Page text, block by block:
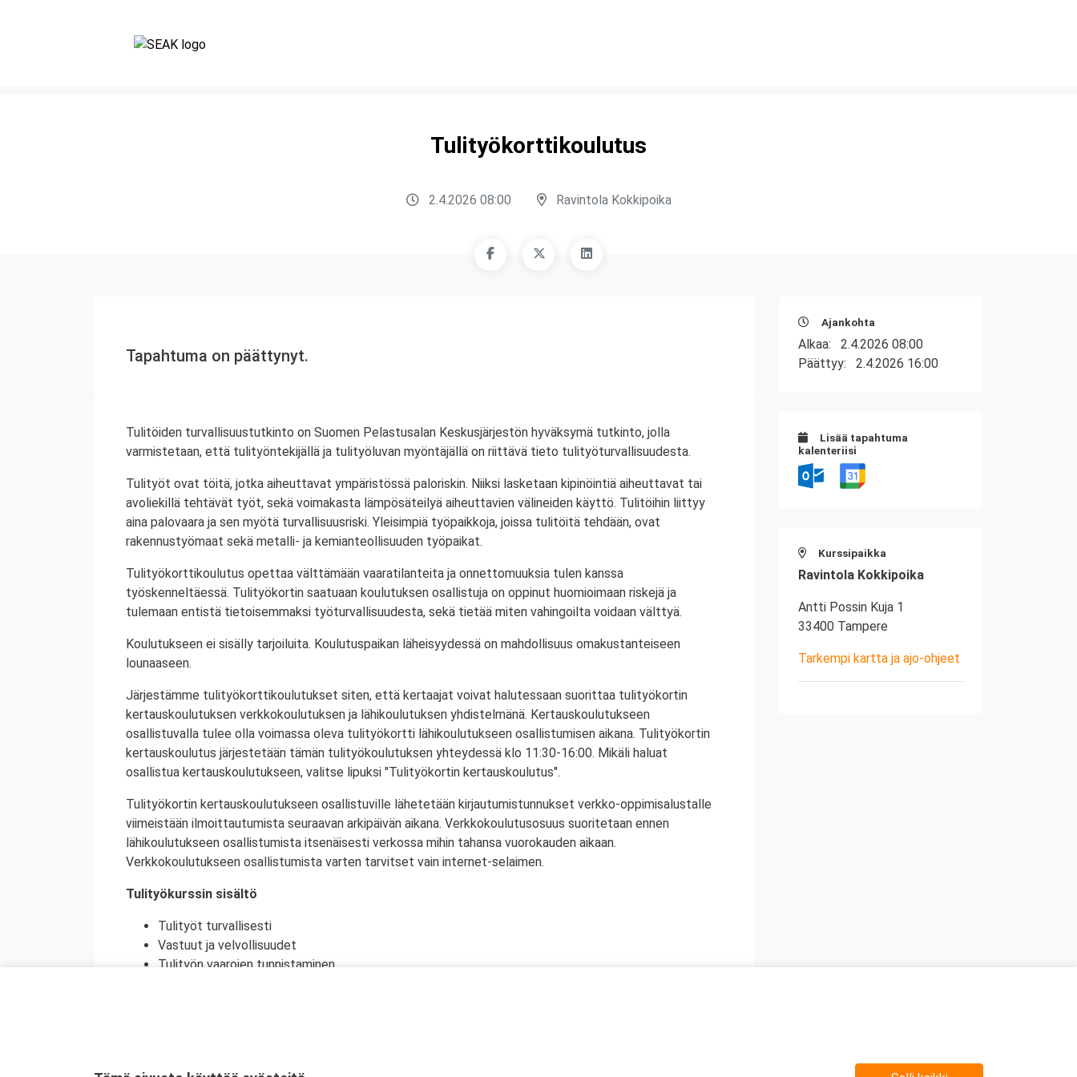
Tulityökorttikoulutus
2.4.2026 08:00 Ravintola Kokkipoika
Tapahtuma on päättynyt.
Tulitöiden turvallisuustutkinto on Suomen Pelastusalan Keskusjärjestön hyväksymä tutkinto, jolla
varmistetaan, että tulityöntekijällä ja tulityöluvan myöntäjällä on riittävä tieto tulityöturvallisuudesta.
Tulityöt ovat töitä, jotka aiheuttavat ympäristössä paloriskin. Niiksi lasketaan kipinöintiä aiheuttavat tai
avoliekillä tehtävät työt, sekä voimakasta lämpösäteilyä aiheuttavien välineiden käyttö. Tulitöihin liittyy
aina palovaara ja sen myötä turvallisuusriski. Yleisimpiä työpaikkoja, joissa tulitöitä tehdään, ovat
rakennustyömaat sekä metalli- ja kemianteollisuuden työpaikat.
Tulityökorttikoulutus opettaa välttämään vaaratilanteita ja onnettomuuksia tulen kanssa
työskenneltäessä. Tulityökortin saatuaan koulutuksen osallistuja on oppinut huomioimaan riskejä ja
tulemaan entistä tietoisemmaksi työturvallisuudesta, sekä tietää miten vahingoilta voidaan välttyä.
Koulutukseen ei sisälly tarjoiluita. Koulutuspaikan läheisyydessä on mahdollisuus omakustanteiseen
lounaaseen.
Järjestämme tulityökorttikoulutukset siten, että kertaajat voivat halutessaan suorittaa tulityökortin
kertauskoulutuksen verkkokoulutuksen ja lähikoulutuksen yhdistelmänä. Kertauskoulutukseen
osallistuvalla tulee olla voimassa oleva tulityökortti lähikoulutukseen osallistumisen aikana. Tulityökortin
kertauskoulutus järjestetään tämän tulityökoulutuksen yhteydessä klo 11:30-16:00. Mikäli haluat
osallistua kertauskoulutukseen, valitse lipuksi "Tulityökortin kertauskoulutus".
Tulityökortin kertauskoulutukseen osallistuville lähetetään kirjautumistunnukset verkko-oppimisalustalle
viimeistään ilmoittautumista seuraavan arkipäivän aikana. Verkkokoulutusosuus suoritetaan ennen
lähikoulutukseen osallistumista itsenäisesti verkossa mihin tahansa vuorokauden aikaan.
Verkkokoulutukseen osallistumista varten tarvitset vain internet-selaimen.
Tulityökurssin sisältö
Tulityöt turvallisesti
Vastuut ja velvollisuudet
Tulityön vaarojen tunnistaminen
Tulityökortti on voimassa viisi vuotta. Tulityökortti on voimassa Suomen lisäksi myös Norjassa ja
Ajankohta
Alkaa: 2.4.2026 08:00
Päättyy: 2.4.2026 16:00
Lisää tapahtuma
kalenteriisi
Kurssipaikka
Ravintola Kokkipoika
Antti Possin Kuja 1
33400 Tampere
Tarkempi kartta ja ajo-ohjeet